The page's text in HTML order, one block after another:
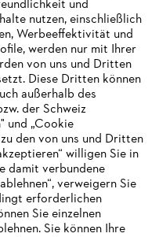
NICHT
und
nutzen, einschließlich
Werbeeffektivität und
werden nur mit Ihrer
von uns und Dritten
Diese Dritten können
außerhalb des
der Schweiz
und „Cookie
den von uns und Dritten
willigen Sie in
damit verbundene
verweigern Sie
erforderlichen
Sie einzelnen
Sie können Ihre